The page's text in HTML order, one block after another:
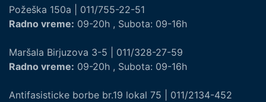
Požeška 150a | 011/755-22-51
Radno vreme: 09-20h , Subota: 09-16h
Maršala Birjuzova 3-5 | 011/328-27-59
Radno vreme: 09-20h , Subota: 09-16h
Antifasisticke borbe br.19 lokal 75 | 011/2134-452